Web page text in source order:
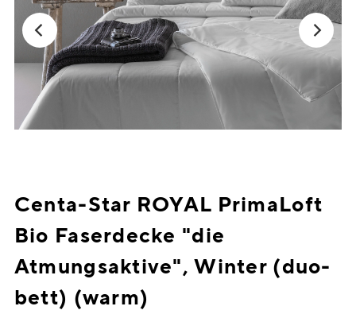
Centa-Star ROYAL PrimaLoft
Bio Faserdecke "die
Atmungsaktive", Winter (duo-
bett) (warm)